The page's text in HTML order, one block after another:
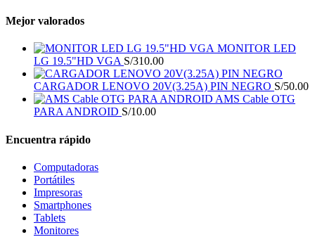
Mejor valorados
MONITOR LED
LG 19.5"HD VGA S/310.00
CARGADOR LENOVO 20V(3.25A) PIN NEGRO S/50.00
AMS Cable OTG
PARA ANDROID S/10.00
Encuentra rápido
Computadoras
Portátiles
Impresoras
Smartphones
Tablets
Monitores